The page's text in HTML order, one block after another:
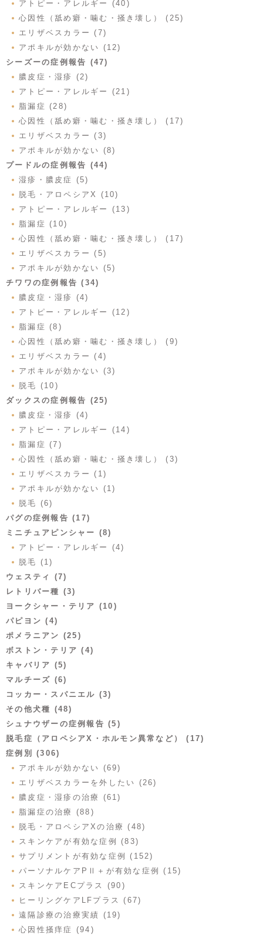
アトピー・アレルギー (40)
心因性（舐め癖・噛む・掻き壊し） (25)
エリザベスカラー (7)
アポキルが効かない (12)
シーズーの症例報告 (47)
膿皮症・湿疹 (2)
アトピー・アレルギー (21)
脂漏症 (28)
心因性（舐め癖・噛む・掻き壊し） (17)
エリザベスカラー (3)
アポキルが効かない (8)
プードルの症例報告 (44)
湿疹・膿皮症 (5)
脱毛・アロペシアX (10)
アトピー・アレルギー (13)
脂漏症 (10)
心因性（舐め癖・噛む・掻き壊し） (17)
エリザベスカラー (5)
アポキルが効かない (5)
チワワの症例報告 (34)
膿皮症・湿疹 (4)
アトピー・アレルギー (12)
脂漏症 (8)
心因性（舐め癖・噛む・掻き壊し） (9)
エリザベスカラー (4)
アポキルが効かない (3)
脱毛 (10)
ダックスの症例報告 (25)
膿皮症・湿疹 (4)
アトピー・アレルギー (14)
脂漏症 (7)
心因性（舐め癖・噛む・掻き壊し） (3)
エリザベスカラー (1)
アポキルが効かない (1)
脱毛 (6)
パグの症例報告 (17)
ミニチュアピンシャー (8)
アトピー・アレルギー (4)
脱毛 (1)
ウェスティ (7)
レトリバー種 (3)
ヨークシャー・テリア (10)
パピヨン (4)
ポメラニアン (25)
ボストン・テリア (4)
キャバリア (5)
マルチーズ (6)
コッカー・スパニエル (3)
その他犬種 (48)
シュナウザーの症例報告 (5)
脱毛症（アロペシアX・ホルモン異常など） (17)
症例別 (306)
アポキルが効かない (69)
エリザベスカラーを外したい (26)
膿皮症・湿疹の治療 (61)
脂漏症の治療 (88)
脱毛・アロペシアXの治療 (48)
スキンケアが有効な症例 (83)
サプリメントが有効な症例 (152)
パーソナルケアPⅡ＋が有効な症例 (15)
スキンケアECプラス (90)
ヒーリングケアLFプラス (67)
遠隔診療の治療実績 (19)
心因性掻痒症 (94)